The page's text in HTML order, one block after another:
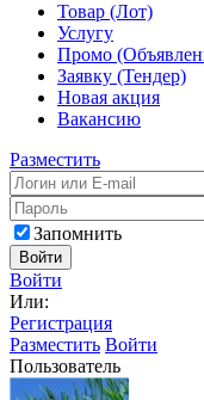
Товар (Лот)
Услугу
Промо
Заявку (Тендер)
Новая акция
Вакансию
Разместить
Запомнить
Войти
Войти
Или:
Регистрация
Разместить Войти
Пользователь